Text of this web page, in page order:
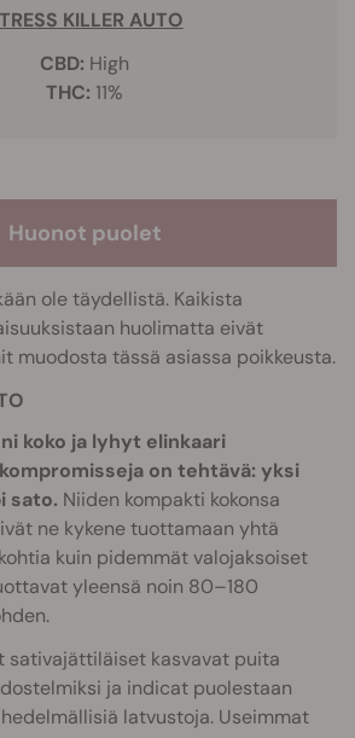
KILLER AUTO
CBD: High
THC: 11%
Huonot puolet
ole täydellistä. Kaikista
huolimatta eivät
muodosta tässä asiassa poikkeusta.
koko ja lyhyt elinkaari
on tehtävä: yksi
sato. Niiden kompakti kokonsa
ne kykene tuottamaan yhtä
kuin pidemmät valojaksoiset
yleensä noin 80–180
sativajättiläiset kasvavat puita
ja indicat puolestaan
latvustoja. Useimmat